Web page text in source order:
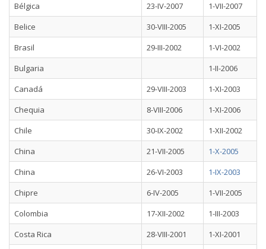
Bélgica
23-IV-2007
1-VII-2007
Belice
30-VIII-2005
1-XI-2005
Brasil
29-III-2002
1-VI-2002
Bulgaria
1-II-2006
Canadá
29-VIII-2003
1-XI-2003
Chequia
8-VIII-2006
1-XI-2006
Chile
30-IX-2002
1-XII-2002
China
21-VII-2005
1-X-2005
China
26-VI-2003
1-IX-2003
Chipre
6-IV-2005
1-VII-2005
Colombia
17-XII-2002
1-III-2003
Costa Rica
28-VIII-2001
1-XI-2001